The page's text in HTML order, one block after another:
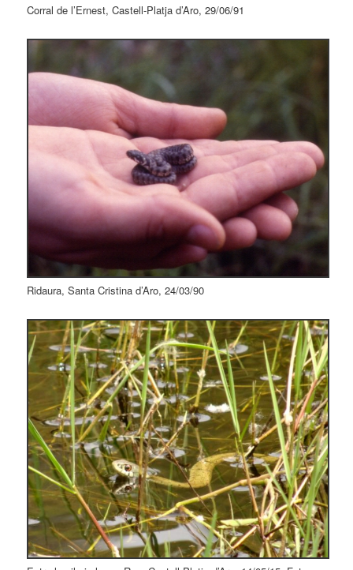
Corral de l’Ernest, Castell-Platja d’Aro, 29/06/91
Ridaura, Santa Cristina d’Aro, 24/03/90